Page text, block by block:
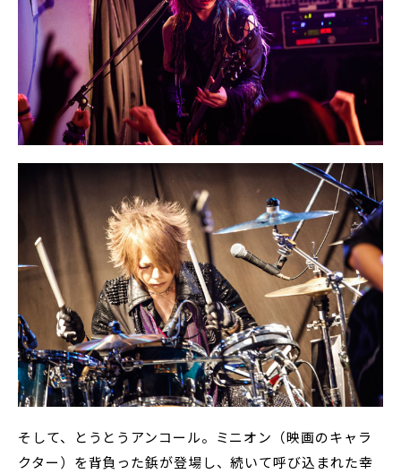
そして、とうとうアンコール。ミニオン（映画のキャラ
クター）を背負った鋲が登場し、続いて呼び込まれた幸